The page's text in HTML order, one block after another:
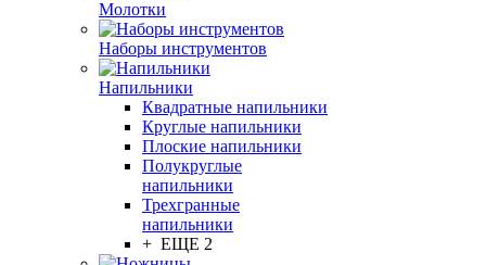
Молотки
Наборы инструментов
Напильники
Квадратные напильники
Круглые напильники
Плоские напильники
Полукруглые
напильники
Трехгранные
напильники
+ ЕЩЕ 2